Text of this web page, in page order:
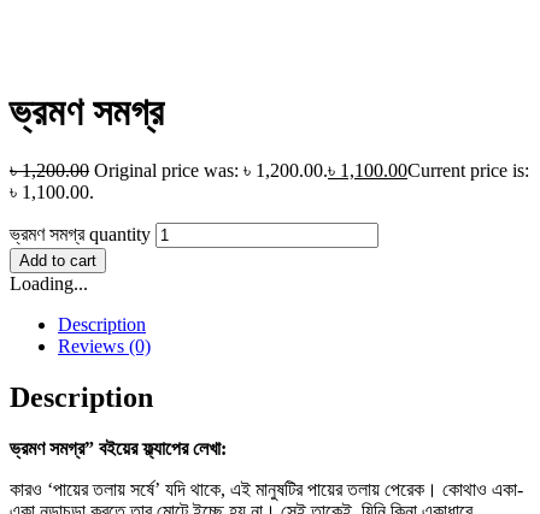
ভ্রমণ সমগ্র
৳1,200.00 Original price was: ৳ 1,200.00.৳ 1,100.00Current price is:
৳ 1,100.00.
ভ্রমণ সমগ্র quantity
Add to cart
Loading...
Description
Reviews (0)
Description
ভ্রমণ সমগ্র” বইয়ের ফ্ল্যাপের লেখা:
কারও ‘পায়ের তলায় সর্ষে’ যদি থাকে, এই মানুষটির পায়ের তলায় পেরেক। কোথাও একা-